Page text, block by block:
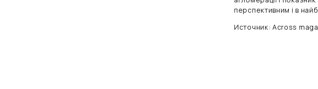
перспективним і в
Источник: Across